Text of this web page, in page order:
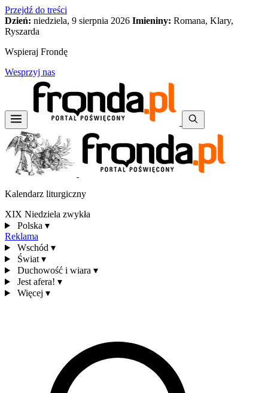
Przejdź do treści
Dzień: niedziela, 9 sierpnia 2026 Imieniny: Romana, Klary,
Ryszarda
Wspieraj Frondę
Wesprzyj nas
Kalendarz liturgiczny
XIX Niedziela zwykła
Polska ▾
Reklama
Wschód ▾
Świat ▾
Duchowość i wiara ▾
Jest afera! ▾
Więcej ▾